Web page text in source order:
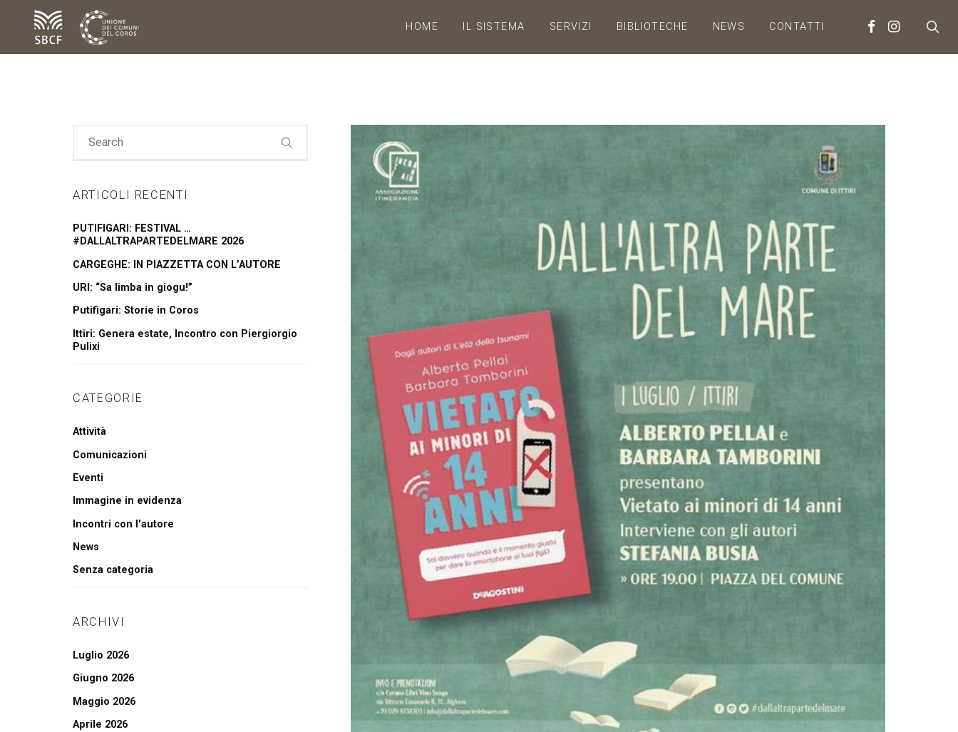
HOME IL SISTEMA SERVIZI BIBLIOTECHE NEWS CONTATTI
ARTICOLI RECENTI
PUTIFIGARI: FESTIVAL …
#DALLALTRAPARTEDELMARE 2026
CARGEGHE: IN PIAZZETTA CON L’AUTORE
URI: “Sa limba in giogu!”
Putifigari: Storie in Coros
Ittiri: Genera estate, Incontro con Piergiorgio
Pulixi
CATEGORIE
Attività
Comunicazioni
Eventi
Immagine in evidenza
Incontri con l'autore
News
Senza categoria
ARCHIVI
Luglio 2026
Giugno 2026
Maggio 2026
Aprile 2026